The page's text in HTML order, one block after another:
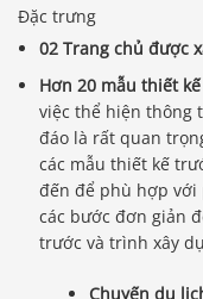
Đặc trưng
02 Trang chủ được
Hơn 20 mẫu thiết
việc thể hiện thông
đáo là rất quan
các mẫu thiết kế
đến để phù hợp với
các bước đơn giản
trước và trình xây
Chuyến du